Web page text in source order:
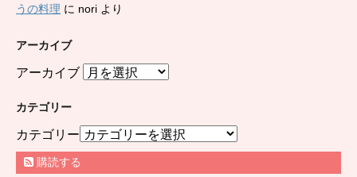
うの料理 に nori より
アーカイブ
アーカイブ
カテゴリー
カテゴリー
購読する